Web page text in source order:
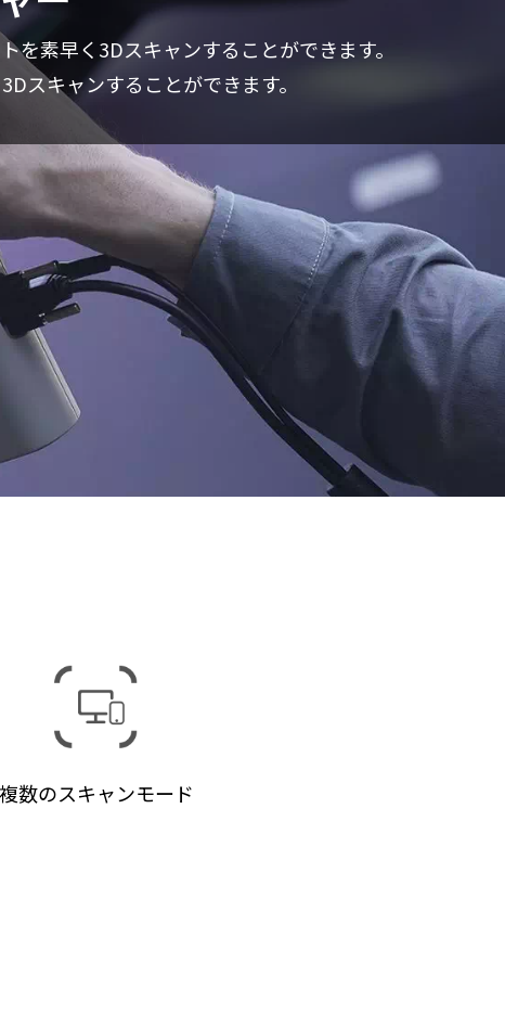
素早く3Dスキャンすることができます。
キャンすることができます。
複数のスキャンモード